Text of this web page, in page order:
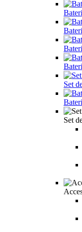
Set
Set